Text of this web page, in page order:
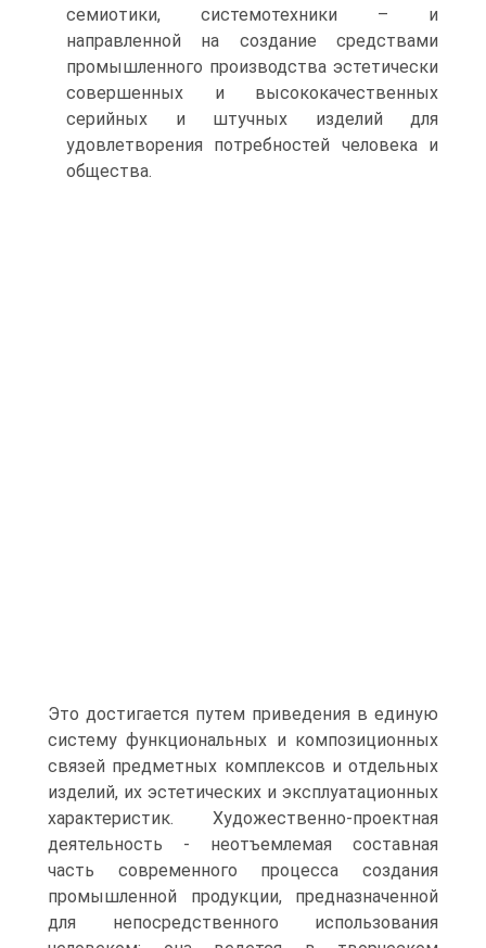
семиотики, системотехники – и
направленной на создание средствами
промышленного производства эстетически
совершенных и высококачественных
серийных и штучных изделий для
удовлетворения потребностей человека и
общества.
Это достигается путем приведения в единую
систему функциональных и композиционных
связей предметных комплексов и отдельных
изделий, их эстетических и эксплуатационных
характеристик. Художественно-проектная
деятельность - неотъемлемая составная
часть современного процесса создания
промышленной продукции, предназначенной
для непосредственного использования